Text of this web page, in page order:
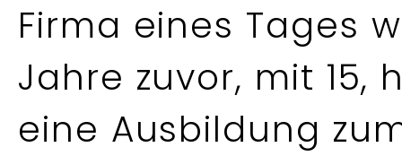
Firma eines Tages
Jahre zuvor, mit 15,
eine Ausbildung